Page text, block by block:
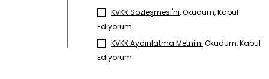
KVKK Sözleşmesi'ni, Okudum, Kabul
Ediyorum.
KVKK Aydınlatma Metni'ni Okudum, Kabul
Ediyorum.